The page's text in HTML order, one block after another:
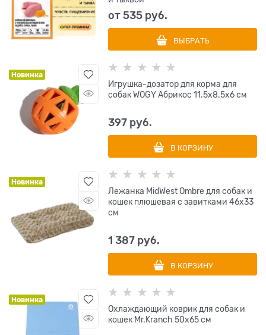
от535 руб.
ВЫБРАТЬ
Новинка
Игрушка-дозатор для корма для
собак WOGY Абрикос 11.5х8.5х6 см
397 руб.
В КОРЗИНУ
Новинка
Лежанка MidWest Ombre для собак и
кошек плюшевая с завитками 46х33
см
1 387 руб.
В КОРЗИНУ
Новинка
Охлаждающий коврик для собак и
кошек Mr.Kranch 50х65 см